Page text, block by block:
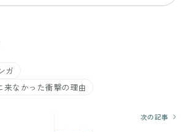
ガ
来なかった衝撃の理由
次の記事